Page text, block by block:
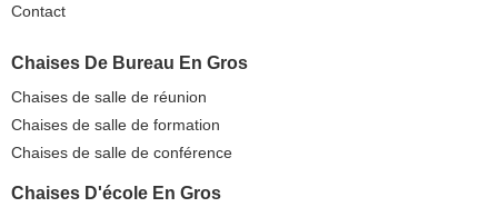
Contact
Chaises De Bureau En Gros
Chaises de salle de réunion
Chaises de salle de formation
Chaises de salle de conférence
Chaises D'école En Gros